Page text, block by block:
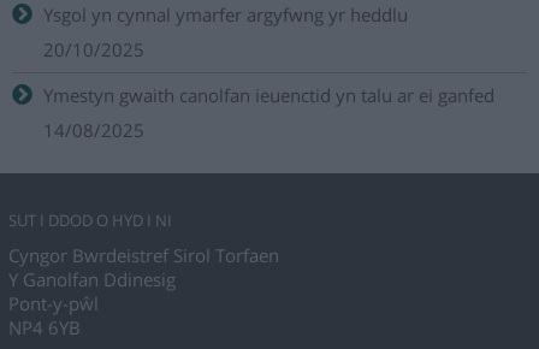
Ysgol yn cynnal ymarfer argyfwng yr heddlu
20/10/2025
Ymestyn gwaith canolfan ieuenctid yn talu ar ei ganfed
14/08/2025
SUT I DDOD O HYD I NI
Cyngor Bwrdeistref Sirol Torfaen
Y Ganolfan Ddinesig
Pont-y-pŵl
NP4 6YB